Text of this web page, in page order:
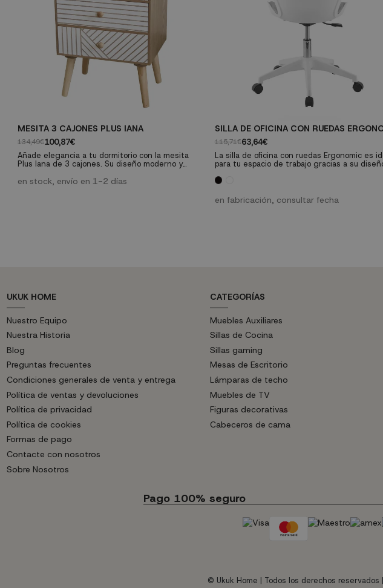
MESITA 3 CAJONES PLUS IANA
134,49€100,87€
Añade elegancia a tu dormitorio con la mesita
Plus Iana de 3 cajones. Su diseño moderno y
complemento perfecto para tu espacio de
en stock, envío en 1-2 días
SILLA DE OFICINA CON RUEDAS
115,71€63,64€
La silla de oficina con ruedas Ergonomic es
para tu espacio de trabajo gracias a su
en fabricación, consultar fecha
UKUK HOME
Nuestro Equipo
Nuestra Historia
Blog
Preguntas frecuentes
Condiciones generales de venta y entrega
Política de ventas y devoluciones
Política de privacidad
Política de cookies
Formas de pago
Contacte con nosotros
Sobre Nosotros
CATEGORÍAS
Muebles Auxiliares
Sillas de Cocina
Sillas gaming
Mesas de Escritorio
Lámparas de techo
Muebles de TV
Figuras decorativas
Cabeceros de cama
Pago 100% seguro
© Ukuk Home | Todos los derechos